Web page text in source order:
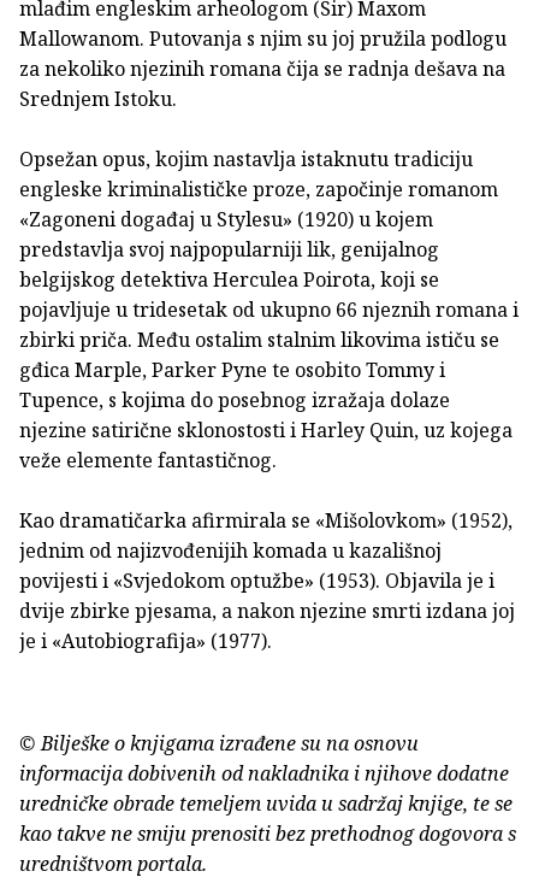
mlađim engleskim arheologom (Sir) Maxom
Mallowanom. Putovanja s njim su joj pružila podlogu
za nekoliko njezinih romana čija se radnja dešava na
Srednjem Istoku.
Opsežan opus, kojim nastavlja istaknutu tradiciju
engleske kriminalističke proze, započinje romanom
«Zagoneni događaj u Stylesu» (1920) u kojem
predstavlja svoj najpopularniji lik, genijalnog
belgijskog detektiva Herculea Poirota, koji se
pojavljuje u tridesetak od ukupno 66 njeznih romana i
zbirki priča. Među ostalim stalnim likovima ističu se
gđica Marple, Parker Pyne te osobito Tommy i
Tupence, s kojima do posebnog izražaja dolaze
njezine satirične sklonostosti i Harley Quin, uz kojega
veže elemente fantastičnog.
Kao dramatičarka afirmirala se «Mišolovkom» (1952),
jednim od najizvođenijih komada u kazališnoj
povijesti i «Svjedokom optužbe» (1953). Objavila je i
dvije zbirke pjesama, a nakon njezine smrti izdana joj
je i «Autobiografija» (1977).
© Bilješke o knjigama izrađene su na osnovu
informacija dobivenih od nakladnika i njihove dodatne
uredničke obrade temeljem uvida u sadržaj knjige, te se
kao takve ne smiju prenositi bez prethodnog dogovora s
uredništvom portala.